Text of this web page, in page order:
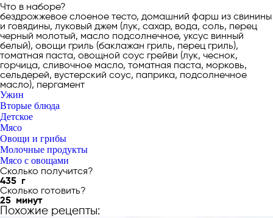
Что в наборе?
бездрожжевое слоеное тесто, домашний фарш из свинины
и говядины, луковый джем (лук, сахар, вода, соль, перец
черный молотый, масло подсолнечное, уксус винный
белый), овощи гриль (баклажан гриль, перец гриль),
томатная паста, овощной соус грейви (лук, чеснок,
горчица, сливочное масло, томатная паста, морковь,
сельдерей, вустерский соус, паприка, подсолнечное
масло), пергамент
Ужин
Вторые блюда
Детское
Мясо
Овощи и грибы
Молочные продукты
Мясо с овощами
Сколько получится?
435 г
Сколько готовить?
25 минут
Похожие рецепты: